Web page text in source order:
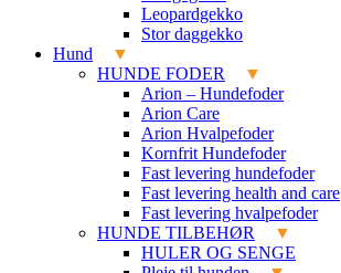
Leopardgekko
Stor daggekko
Hund
HUNDE FODER
Arion – Hundefoder
Arion Care
Arion Hvalpefoder
Kornfrit Hundefoder
Fast levering hundefoder
Fast levering health and care
Fast levering hvalpefoder
HUNDE TILBEHØR
HULER OG SENGE